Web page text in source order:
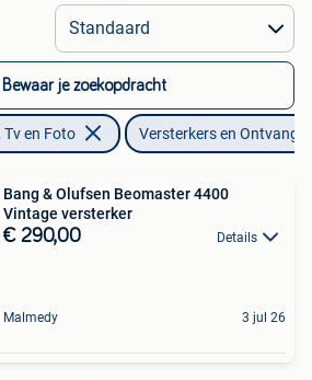
Alle afstanden…
Bewaar je zoekopdracht
Tv en Foto Versterkers en
Bang & Olufsen Beomaster 4400
Vintage versterker
€ 290,00 Details
Malmedy 3 jul 26